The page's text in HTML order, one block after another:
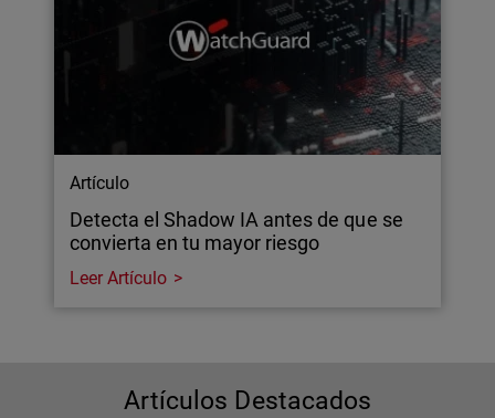
Artículo
Detecta el Shadow IA antes de que se
convierta en tu mayor riesgo
Leer Artículo
Artículos Destacados